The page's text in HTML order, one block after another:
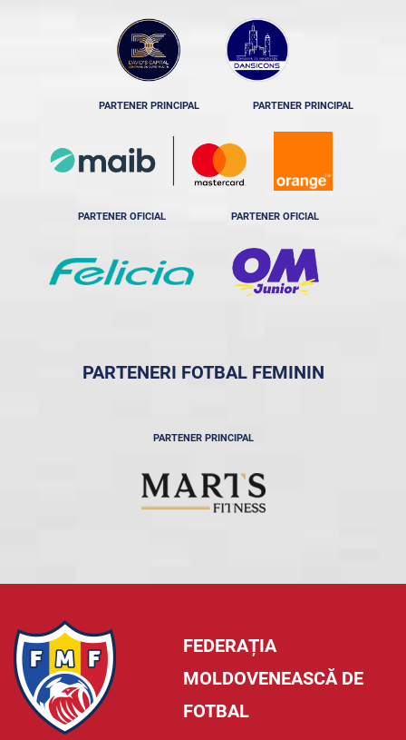
PARTENER PRINCIPAL PARTENER PRINCIPAL
PARTENER OFICIAL PARTENER OFICIAL
PARTENERI FOTBAL FEMININ
PARTENER PRINCIPAL
FEDERAȚIA
MOLDOVENEASCĂ DE
FOTBAL